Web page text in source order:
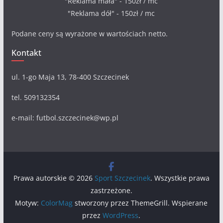
"Reklama dół" - 150zł / mc
Podane ceny są wyrażone w wartościach netto.
Kontakt
ul. 1-go Maja 13, 78-400 Szczecinek
tel. 509132354
e-mail: futbol.szczecinek@wp.pl
Prawa autorskie © 2026 Sport Szczecinek. Wszystkie prawa
zastrzeżone.
Motyw: ColorMag stworzony przez ThemeGrill. Wspierane
przezWordPress.